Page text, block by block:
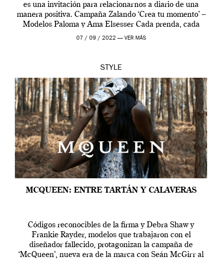
es una invitación para relacionarnos a diario de una
manera positiva. Campaña Zalando ‘Crea tu momento’ –
Modelos Paloma y Ama Elsesser Cada prenda, cada
outfit, cada momento, caracteriza […]
07 / 09 / 2022 — VER MÁS
STYLE
MCQUEEN: ENTRE TARTÁN Y CALAVERAS
Códigos reconocibles de la firma y Debra Shaw y
Frankie Rayder, modelos que trabajaron con el
diseñador fallecido, protagonizan la campaña de
‘McQueen’, nueva era de la marca con Seán McGirr al